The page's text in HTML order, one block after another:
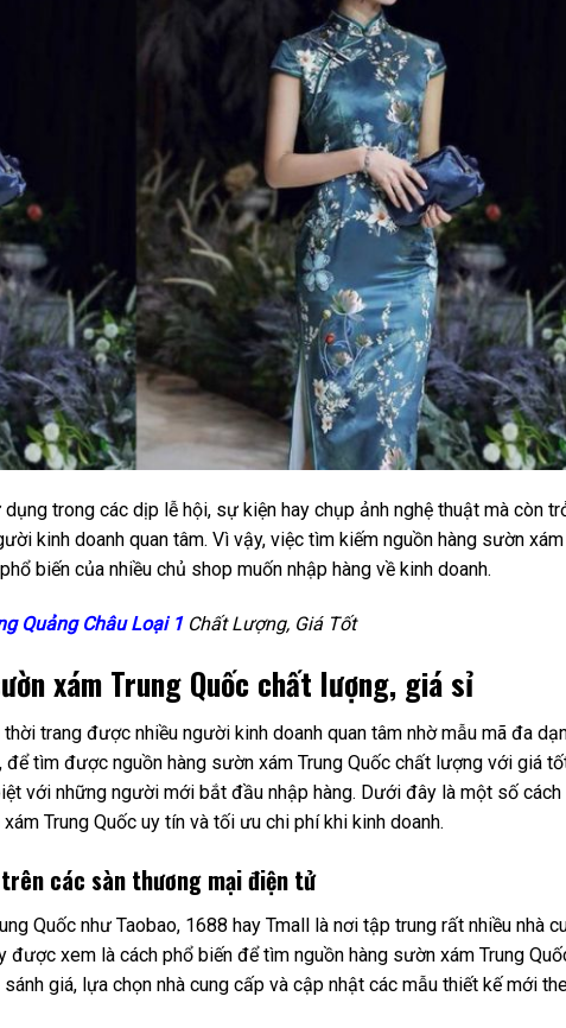
trong các dịp lễ hội, sự kiện hay chụp ảnh nghệ thuật mà còn
kinh doanh quan tâm. Vì vậy, việc tìm kiếm nguồn hàng sườn xám
biến của nhiều chủ shop muốn nhập hàng về kinh doanh.
Quảng Châu Loại 1Chất Lượng, Giá Tốt
xám Trung Quốc chất lượng, giá sỉ
trang được nhiều người kinh doanh quan tâm nhờ mẫu mã đa
để tìm được nguồn hàng sườn xám Trung Quốc chất lượng với giá
với những người mới bắt đầu nhập hàng. Dưới đây là một số cách
Trung Quốc uy tín và tối ưu chi phí khi kinh doanh.
các sàn thương mại điện tử
Quốc như Taobao, 1688 hay Tmall là nơi tập trung rất nhiều nhà
xem là cách phổ biến để tìm nguồn hàng sườn xám Trung
giá, lựa chọn nhà cung cấp và cập nhật các mẫu thiết kế mới